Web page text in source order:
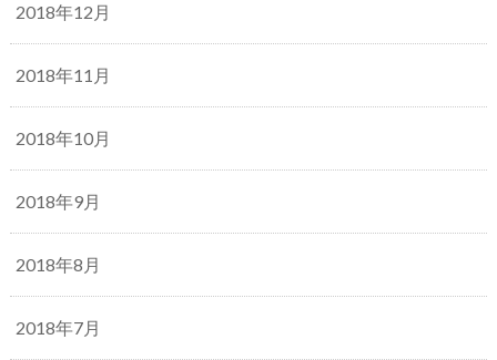
2018年12月
2018年11月
2018年10月
2018年9月
2018年8月
2018年7月